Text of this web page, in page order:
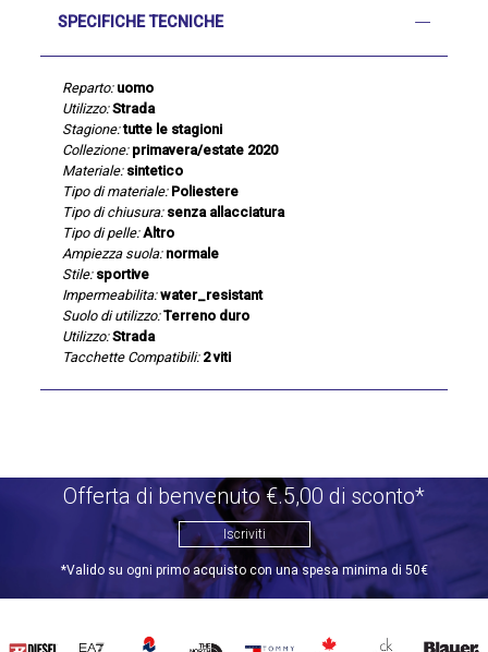
SPECIFICHE TECNICHE
Reparto: uomo
Utilizzo: Strada
Stagione: tutte le stagioni
Collezione: primavera/estate 2020
Materiale: sintetico
Tipo di materiale: Poliestere
Tipo di chiusura: senza allacciatura
Tipo di pelle: Altro
Ampiezza suola: normale
Stile: sportive
Impermeabilita: water_resistant
Suolo di utilizzo: Terreno duro
Utilizzo: Strada
Tacchette Compatibili: 2 viti
Offerta di benvenuto €.5,00 di sconto*
Iscriviti
*Valido su ogni primo acquisto con una spesa minima di 50€
DIESEL EA7 INVICTATHE TOMMY DSQUARED2
CALVIN BLAUER